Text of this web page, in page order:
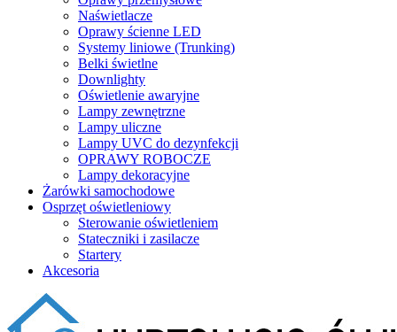
Naświetlacze
Oprawy ścienne LED
Systemy liniowe (Trunking)
Belki świetlne
Downlighty
Oświetlenie awaryjne
Lampy zewnętrzne
Lampy uliczne
Lampy UVC do dezynfekcji
OPRAWY ROBOCZE
Lampy dekoracyjne
Żarówki samochodowe
Osprzęt oświetleniowy
Sterowanie oświetleniem
Stateczniki i zasilacze
Startery
Akcesoria